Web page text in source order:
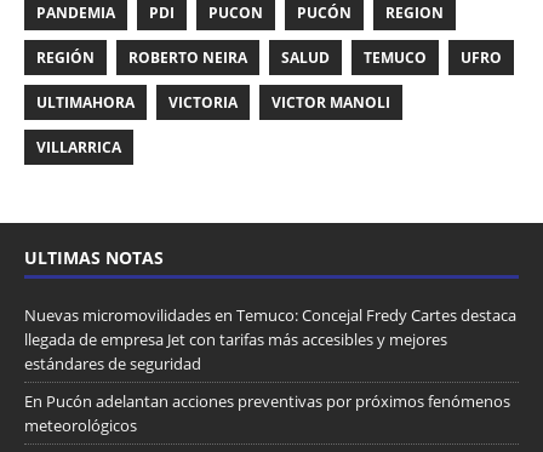
PANDEMIA PDI PUCON PUCÓN REGION
REGIÓN ROBERTO NEIRA SALUD TEMUCO UFRO
ULTIMAHORA VICTORIA VICTOR MANOLI
VILLARRICA
ULTIMAS NOTAS
Nuevas micromovilidades en Temuco: Concejal Fredy Cartes destaca
llegada de empresa Jet con tarifas más accesibles y mejores
estándares de seguridad
En Pucón adelantan acciones preventivas por próximos fenómenos
meteorológicos